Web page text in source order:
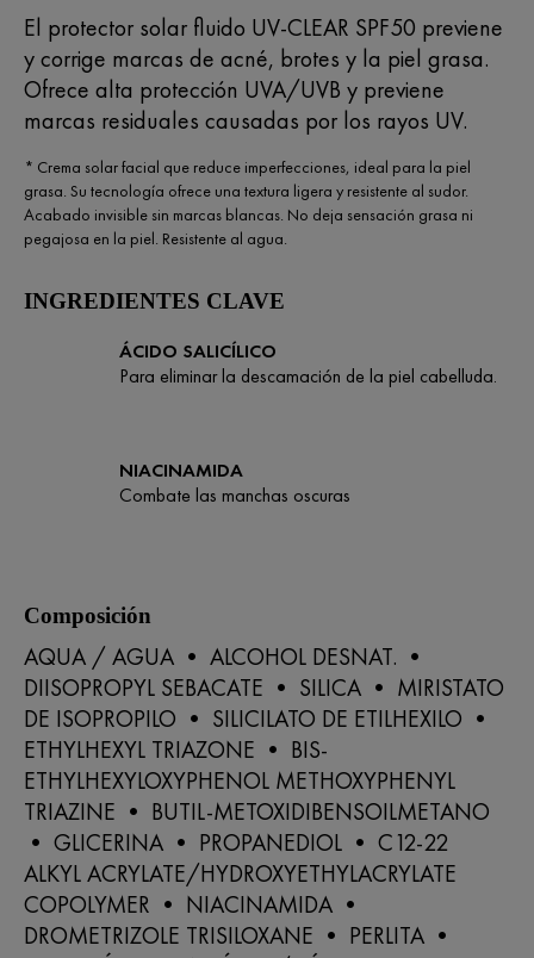
El protector solar fluido UV-CLEAR SPF50 previene
y corrige marcas de acné, brotes y la piel grasa.
Ofrece alta protección UVA/UVB y previene
marcas residuales causadas por los rayos UV.
* Crema solar facial que reduce imperfecciones, ideal para la piel
grasa. Su tecnología ofrece una textura ligera y resistente al sudor.
Acabado invisible sin marcas blancas. No deja sensación grasa ni
pegajosa en la piel. Resistente al agua.
INGREDIENTES CLAVE
ÁCIDO SALICÍLICO
Para eliminar la descamación de la piel cabelluda.
NIACINAMIDA
Combate las manchas oscuras
Composición
AQUA / AGUA • ALCOHOL DESNAT. •
DIISOPROPYL SEBACATE • SILICA • MIRISTATO
DE ISOPROPILO • SILICILATO DE ETILHEXILO •
ETHYLHEXYL TRIAZONE • BIS-
ETHYLHEXYLOXYPHENOL METHOXYPHENYL
TRIAZINE • BUTIL-METOXIDIBENSOILMETANO
• GLICERINA • PROPANEDIOL • C12-22
ALKYL ACRYLATE/HYDROXYETHYLACRYLATE
COPOLYMER • NIACINAMIDA •
DROMETRIZOLE TRISILOXANE • PERLITA •